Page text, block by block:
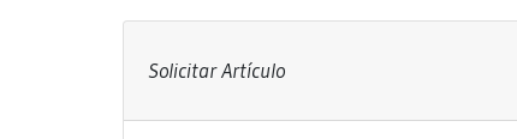
Solicitar Artículo